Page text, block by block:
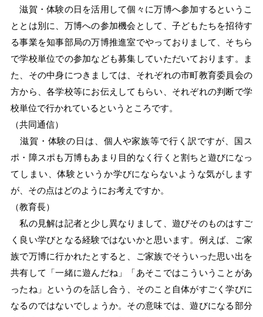
滋賀・体験の日を活用して個々に万博へ参加するというこ
ととは別に、万博への参加機会として、子どもたちを招待す
る事業を知事部局の万博推進室でやっておりまして、そちら
で学校単位での参加なども募集していただいております。ま
た、その中身につきましては、それぞれの市町教育委員会の
方から、各学校等にお伝えしてもらい、それぞれの判断で学
校単位で行かれているというところです。
（共同通信）
滋賀・体験の日は、個人や家族等で行く訳ですが、国ス
ポ・障スポも万博もあまり目的なく行くと割ちと遊びになっ
てしまい、体験というか学びにならないような気がします
が、その点はどのようにお考えですか。
（教育長）
私の見解は記者と少し異なりまして、遊びそのものはすご
く良い学びとなる経験ではないかと思います。例えば、ご家
族で万博に行かれたとすると、ご家族でそういった思い出を
共有して「一緒に遊んだね」「あそこではこういうことがあ
ったね」というのを話し合う、そのこと自体がすごく学びに
なるのではないでしょうか。その意味では、遊びになる部分